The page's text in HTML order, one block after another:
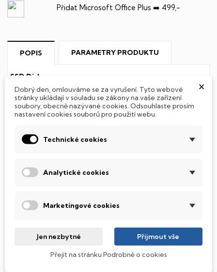
Přidat Microsoft Office Plus ➡️ 499,-
POPIS PARAMETRY PRODUKTU
SSD Disk
Tento notebook je vybavenSSD(Solid State Drive)
diskem, který na rozdíl od starších magnetických HDD
(Hard Disk Drive) disků nedisponuje žádnými pohyblivými
k mechanickému poškození. Díky použití elektronické
Podsvícená klávesnice
Integrovaný systém úsporných LED diod osvítí jednotlivé
klávesy tak, aby byly krásně čitelné i během temné noci,
MSI Thin
Herní počítač s kvalitní klávesnicí a 3D zvukem, který
×
Dobrý den, omlouváme se za vyrušení. Tyto webové
stránky ukládají v souladu se zákony na vaše zařízení
soubory, obecně nazývané cookies. Odsouhlaste prosím
nastavení cookies souborů pro použití webu.
Technické cookies
Analytické cookies
Marketingové cookies
Jen nezbytné Přijmout vše
Přejít na stránku Podrobně o cookies